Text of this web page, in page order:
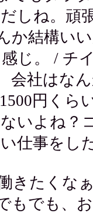
しね。頑
結構いい
じ。 / チ
社はなん
円くら
いよね？
仕事をし
きたくな
もでも、